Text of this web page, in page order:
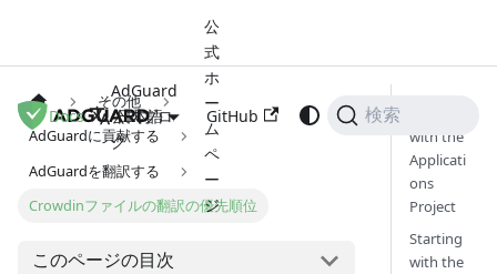
Docs
AdGuard
公式ブロ
グ
公
式
ホ
ー
ム
ペ
ー
ジ
日本語 GitHub 検索
その他
AdGuardに貢献する
AdGuardを翻訳する
Crowdinファイルの翻訳の優先順位
このページの目次
with the
Applicati
ons
Project
Starting
with the